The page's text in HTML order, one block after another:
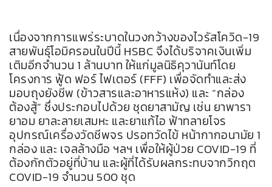
เนื่องจากการแพร่ระบาดในวงกว้างของไวรัสโควิด-19
สายพันธุ์โอมิครอนในปีนี้ HSBC จึงได้บริจาคเงินเพิ่ม
เติมอีกจำนวน 1 ล้านบาท ให้แก่มูลนิธิคุวานันท์โดย
โครงการ ฟู้ด ฟอร์ ไฟเตอร์ (FFF) เพื่อจัดทำและส่ง
มอบถุงยังชีพ (ข้าวสารและอาหารแห้ง) และ “กล่อง
ต้องสู้” ซึ่งประกอบไปด้วย ชุดยาสามัญ เช่น ยาพารา
ยาอม ยาละลายเสมหะ และยาแก้ไอ ฟ้าทลายโจร
อุปกรณ์เครื่องวัดชีพจร ปรอทวัดไข้ หน้ากากอนามัย 1
กล่อง และ เจลล้างมือ ฯลฯ เพื่อให้ผู้ป่วย COVID-19 ที่
ต้องกักตัวอยู่ที่บ้าน และผู้ที่ได้รับผลกระทบจากวิกฤต
COVID-19 จำนวน 500 ชุด